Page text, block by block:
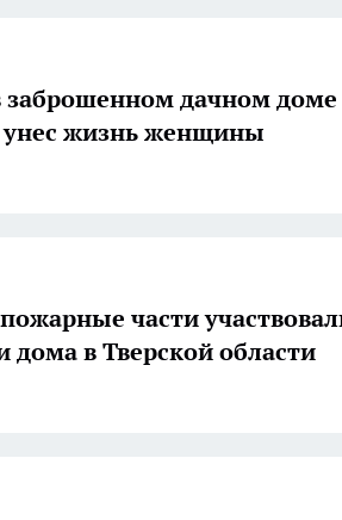
дачном доме
жизнь женщины
части
дома в Тверской области